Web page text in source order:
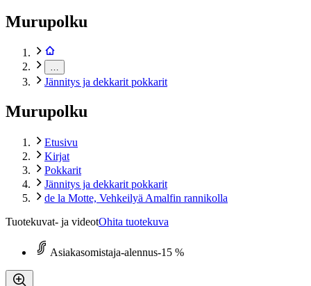
Murupolku
Jännitys ja dekkarit pokkarit
Murupolku
Etusivu
Kirjat
Pokkarit
Jännitys ja dekkarit pokkarit
de la Motte, Vehkeilyä Amalfin rannikolla
Tuotekuvat- ja videotOhita tuotekuva
Asiakasomistaja-alennus-15 %